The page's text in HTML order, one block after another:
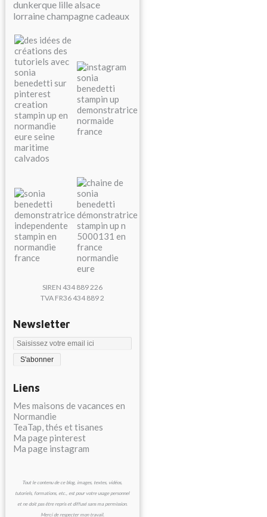
SIREN 434 889 226
TVA FR36 434 889 2
Newsletter
Liens
Mes maisons de vacances en
Normandie
TeaTap, thés et tisanes
Ma page pinterest
Ma page instagram
Tout le contenu de ce blog, images, textes, vidéos,
tutoriels, formations, etc., est pour votre usage personnel
et ne doit pas être repris et diffusé sans ma permission.
Merci de respecter mon travail.